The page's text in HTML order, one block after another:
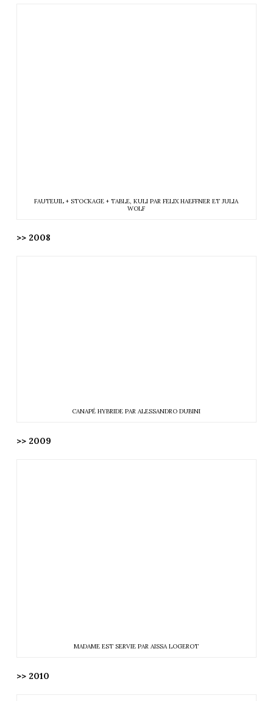
FAUTEUIL + STOCKAGE + TABLE, KULI PAR FELIX HAEFFNER ET JULIA
WOLF
>> 2008
CANAPÉ HYBRIDE PAR ALESSANDRO DUBINI
>> 2009
MADAME EST SERVIE PAR AISSA LOGEROT
>> 2010